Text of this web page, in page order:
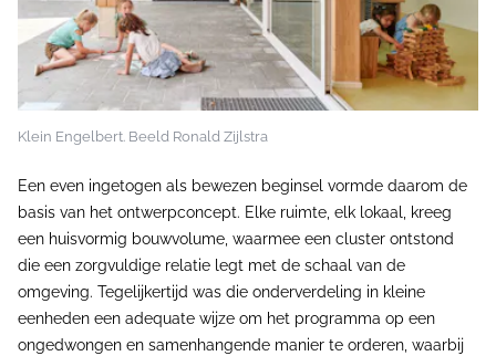
Klein Engelbert. Beeld Ronald Zijlstra
Een even ingetogen als bewezen beginsel vormde daarom de
basis van het ontwerpconcept. Elke ruimte, elk lokaal, kreeg
een huisvormig bouwvolume, waarmee een cluster ontstond
die een zorgvuldige relatie legt met de schaal van de
omgeving. Tegelijkertijd was die onderverdeling in kleine
eenheden een adequate wijze om het programma op een
ongedwongen en samenhangende manier te orderen, waarbij